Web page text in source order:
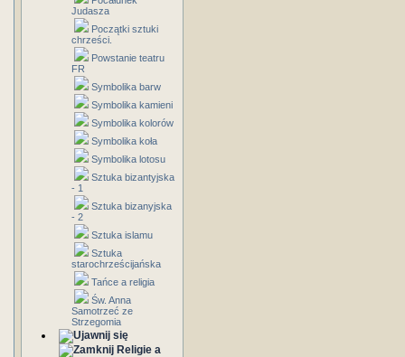
Judasza
Początki sztuki
chrześci.
Powstanie teatru
FR
Symbolika barw
Symbolika kamieni
Symbolika kolorów
Symbolika koła
Symbolika lotosu
Sztuka bizantyjska
- 1
Sztuka bizanyjska
- 2
Sztuka islamu
Sztuka
starochrześcijańska
Tańce a religia
Św. Anna
Samotrzeć ze
Strzegomia
Religie a